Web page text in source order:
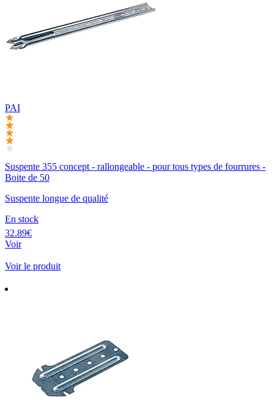
PAI
Suspente 355 concept - rallongeable - pour tous types de fourrures -
Boite de 50
Suspente longue de qualité
En stock
32.89€
Voir
Voir le produit